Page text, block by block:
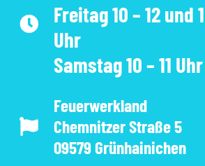
Freitag 10 – 12 und
Uhr
Samstag 10 – 11 Uhr
Feuerwerkland
Chemnitzer Straße 5
09579 Grünhainichen